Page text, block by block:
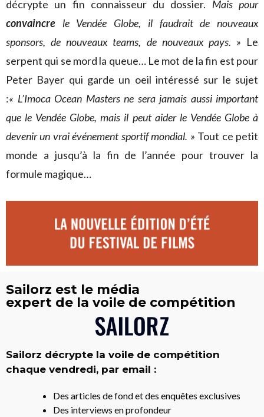
décrypte un fin connaisseur du dossier. Mais pour
convaincre le Vendée Globe, il faudrait de nouveaux
sponsors, de nouveaux teams, de nouveaux pays. » Le
serpent qui se mord la queue… Le mot de la fin est pour
Peter Bayer qui garde un oeil intéressé sur le sujet
:« L’Imoca Ocean Masters ne sera jamais aussi important
que le Vendée Globe, mais il peut aider le Vendée Globe à
devenir un vrai événement sportif mondial. » Tout ce petit
monde a jusqu’à la fin de l’année pour trouver la
formule magique…
Sailorz est le média
expert de la voile de compétition
Sailorz décrypte la voile de compétition
chaque vendredi, par email :
Des articles de fond et des enquêtes exclusives
Des interviews en profondeur